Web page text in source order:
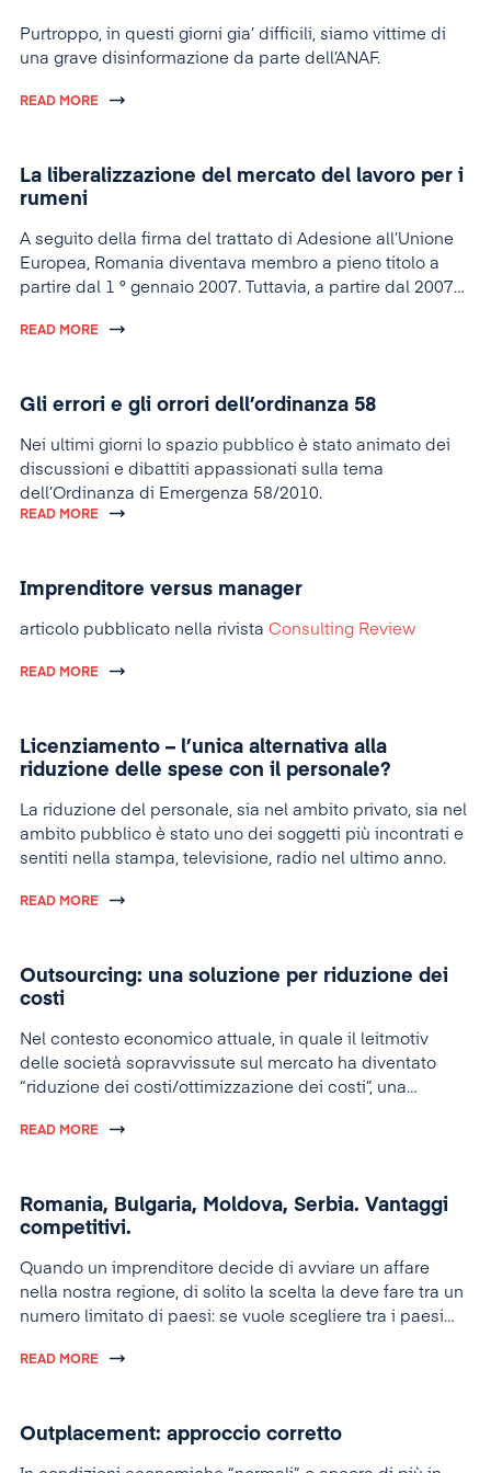
Purtroppo, in questi giorni gia’ difficili , siamo vittime di
una grave disinformazione da parte dell’ANAF.
READ MORE
La liberalizzazione del mercato del lavoro per i
rumeni
A seguito della firma del trattato di Adesione all’Unione
Europea, Romania diventava membro a pieno titolo a
partire dal 1 ° gennaio 2007. Tuttavia, a partire dal 2007
lavoratori del nostro paese non avranno libero accesso al
mercato locale del lavoro. Di piu, utilisando la
Germania, Paesi Bassi, Belgio, Lussemburgo, Spagna
(solo per i rumeni), Francia, Malta e naturalmente il
Regno Unito di Gran Bretagna e Irlanda del Nord hanno
Romania e dalla Bulgaria, nelli stati membri dell`UE, si
svolge all’inizio del 2014.
READ MORE
Gli errori e gli orrori dell’ordinanza 58
Nei ultimi giorni lo spazio pubblico è stato animato dei
discussioni e dibattiti appassionati sulla tema
dell’Ordinanza di Emergenza 58/2010.
READ MORE
Imprenditore versus manager
articolo pubblicato nella rivista Consulting Review
READ MORE
Licenziamento – l’unica alternativa alla
riduzione delle spese con il personale?
La riduzione del personale, sia nel ambito privato, sia nel
ambito pubblico è stato uno dei soggetti più incontrati e
sentiti nella stampa, televisione, radio nel ultimo anno.
READ MORE
Outsourcing: una soluzione per riduzione dei
costi
Nel contesto economico attuale, in quale il leitmotiv
delle società sopravvissute sul mercato ha diventato
“riduzione dei costi/ottimizzazione dei costi”, una
disposizione di qualsiasi società e’ quella di esternalità
risorse umane: reclutamento, leasing di personale,
training, servizi di retribuzioni e amministrazione di
READ MORE
Romania, Bulgaria, Moldova, Serbia. Vantaggi
competitivi.
Quando un imprenditore decide di avviare un affare
nella nostra regione, di solito la scelta la deve fare tra un
numero limitato di paesi: se vuole scegliere tra i paesi
Bulgaria, le ultime entrate e con il costo della
Serbia e la Repubblica Moldova sembrano essere le 2
READ MORE
Outplacement: approccio corretto